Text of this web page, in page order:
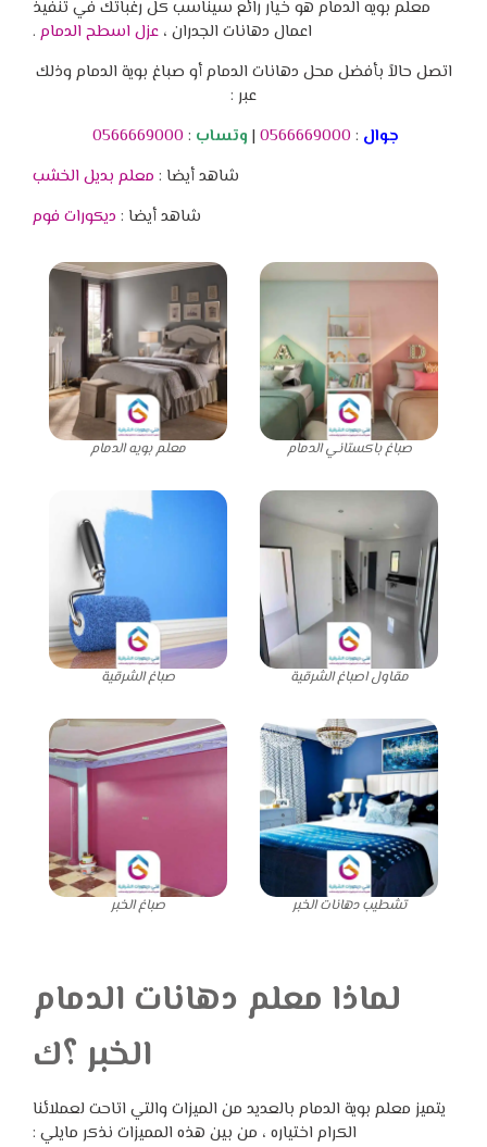
معلم بويه الدمام هو خيار رائع سيناسب كل رغباتك في تنفيذ
اعمال دهانات الجدران ، عزل اسطح الدمام .
اتصل حالاً بأفضل محل دهانات الدمام أو صباغ بوية الدمام وذلك
عبر :
جوال :
0566669000
| وتساب :
0566669000
شاهد أيضا : معلم بديل الخشب
شاهد أيضا : ديكورات فوم
صباغ باكستاني الدمام معلم بويه الدمام
مقاول اصباغ الشرقية صباغ الشرقية
تشطيب دهانات الخبر صباغ الخبر
لماذا معلم دهانات الدمام
الخبر ؟ك
يتميز معلم بوية الدمام بالعديد من الميزات والتي اتاحت لعملائنا
الكرام اختياره ، من بين هذه المميزات نذكر مايلي :